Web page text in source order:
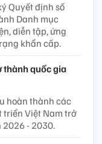
Quyết định số
Danh mục
diễn tập, ứng
khẩn cấp.
thành quốc gia
hoàn thành các
triển Việt Nam trở
- 2030.